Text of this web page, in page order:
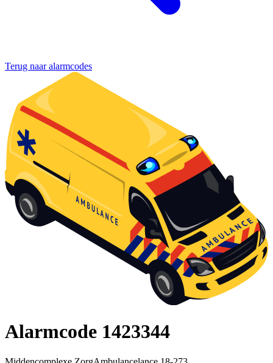
Terug naar alarmcodes
Alarmcode 1423344